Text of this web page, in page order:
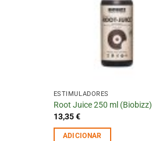
ESTIMULADORES
Root Juice 250 ml (Biobizz)
13,35€
ADICIONAR